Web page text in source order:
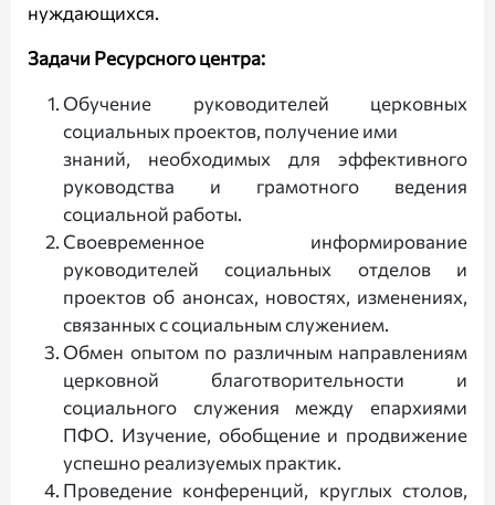
нуждающихся.
Задачи Ресурсного центра:
Обучение руководителей церковных
социальных проектов, получение ими
знаний, необходимых для эффективного
руководства и грамотного ведения
социальной работы.
Своевременное информирование
руководителей социальных отделов и
проектов об анонсах, новостях, изменениях,
связанных с социальным служением.
Обмен опытом по различным направлениям
церковной благотворительности и
социального служения между епархиями
ПФО. Изучение, обобщение и продвижение
успешно реализуемых практик.
Проведение конференций, круглых столов,